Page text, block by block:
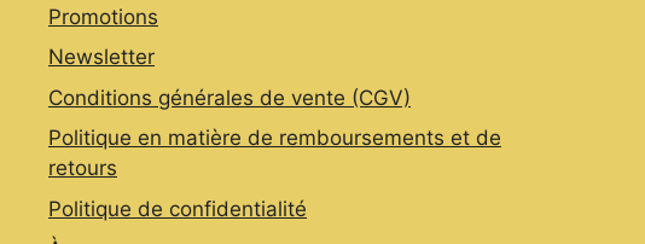
Promotions
Newsletter
Conditions générales de vente (CGV)
Politique en matière de remboursements et de
retours
Politique de confidentialité